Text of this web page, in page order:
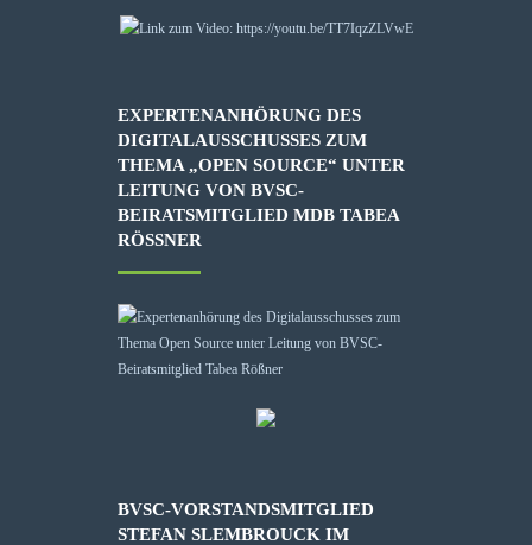
EXPERTENANHÖRUNG DES
DIGITALAUSSCHUSSES ZUM
THEMA „OPEN SOURCE“ UNTER
LEITUNG VON BVSC-
BEIRATSMITGLIED MDB TABEA
RÖSSNER
BVSC-VORSTANDSMITGLIED
STEFAN SLEMBROUCK IM